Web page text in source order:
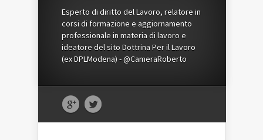
Esperto di diritto del Lavoro, relatore in
corsi di formazione e aggiornamento
professionale in materia di lavoro e
ideatore del sito Dottrina Per il Lavoro
(ex DPLModena) - @CameraRoberto